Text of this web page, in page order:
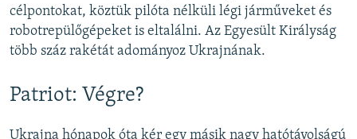
célpontokat, köztük pilóta nélküli légi járműveket és
robotrepülőgépeket is eltalálni. Az Egyesült Királyság
több száz rakétát adományoz Ukrajnának.
Patriot: Végre?
Ukrajna hónapok óta kér egy másik nagy hatótávolságú